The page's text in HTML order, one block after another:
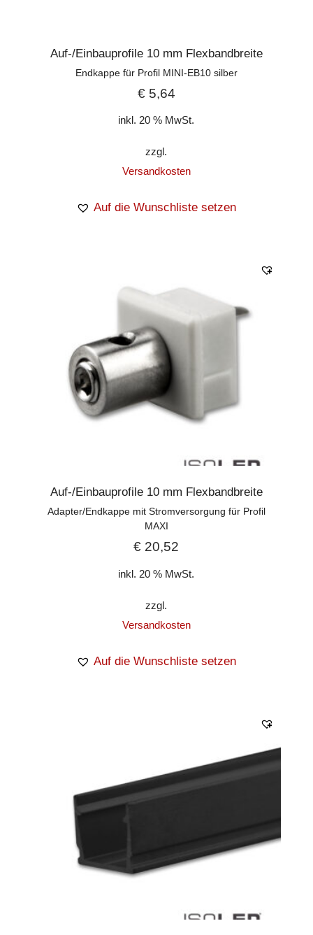
Auf-/Einbauprofile 10 mm Flexbandbreite
Endkappe für Profil MINI-EB10 silber
€5,64
inkl. 20 % MwSt.
zzgl.
Versandkosten
Auf die Wunschliste setzen
Auf-/Einbauprofile 10 mm Flexbandbreite
Adapter/Endkappe mit Stromversorgung für Profil
MAXI
€ 20,52
inkl. 20 % MwSt.
zzgl.
Versandkosten
Auf die Wunschliste setzen